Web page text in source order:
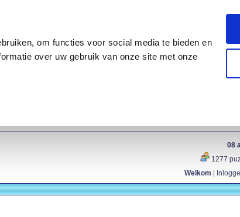
om functies voor social media te bieden en
over uw gebruik van onze site met onze
08
1277
Welkom